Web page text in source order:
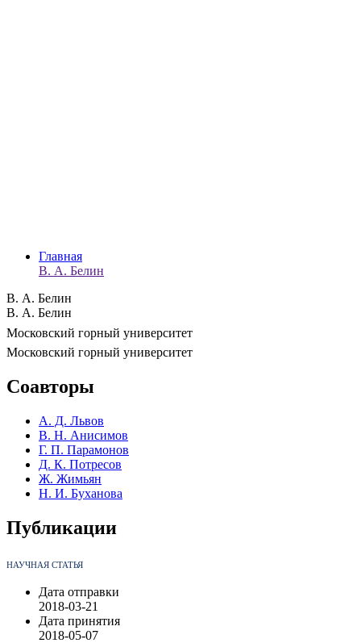
Главная
В. А. Белин
В. А. Белин
В. А. Белин
Московский горный университет
Московский горный университет
Соавторы
А. Д. Львов
В. Н. Анисимов
Г. П. Парамонов
Д. К. Потресов
Ж. Жимьян
Н. И. Буханова
Публикации
НАУЧНАЯ СТАТЬЯ
Дата отправки
2018-03-21
Дата принятия
2018-05-07